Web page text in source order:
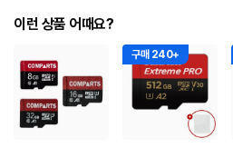
이런 상품 어때요?
구매 240+